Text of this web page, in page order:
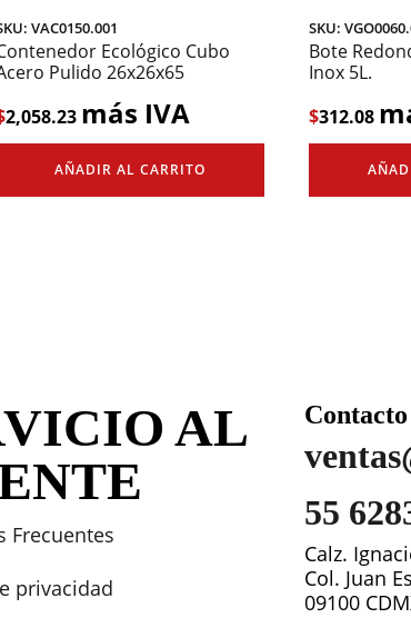
VAC0150.001
Ecológico Cubo
Pulido 26x26x65
2,058.23 más IVA
AÑADIR AL CARRITO
SKU:
Bote
Inox 5L.
$312.08
AL
Frecuentes
privacidad
Contacto
55
Calz.
Col. Juan
09100